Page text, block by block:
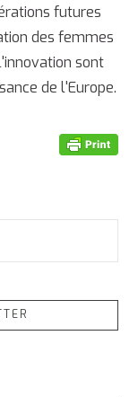
futures
des femmes
sont
de l'Europe.